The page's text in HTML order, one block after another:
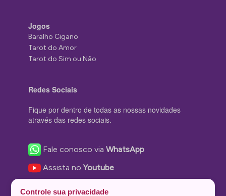
Jogos
Baralho Cigano
Tarot do Amor
Tarot do Sim ou Não
Redes Sociais
Fique por dentro de todas as nossas novidades
através das redes sociais.
Fale conosco viaWhatsApp
Assista noYoutube
Controle sua privacidade